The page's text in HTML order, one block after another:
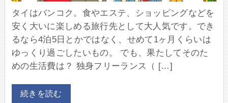
タイはバンコク。食やエステ、ショッピングなどを
安く大いに楽しめる旅行先として大人気です。でき
るなら4泊5日とかではなく、せめて1ヶ月くらいは
ゆっくり過ごしたいもの。 でも、果たしてそのた
めの生活費は？ 独身フリーランス（ […]
続きを読む